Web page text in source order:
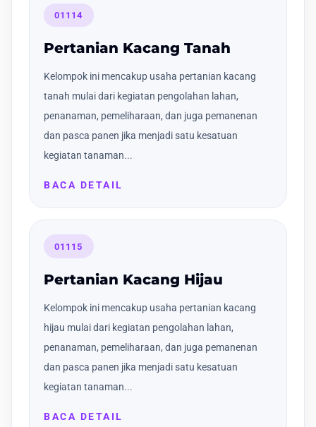
01114
Pertanian Kacang Tanah
Kelompok ini mencakup usaha pertanian kacang
tanah mulai dari kegiatan pengolahan lahan,
penanaman, pemeliharaan, dan juga pemanenan
dan pasca panen jika menjadi satu kesatuan
kegiatan tanaman...
BACA DETAIL
01115
Pertanian Kacang Hijau
Kelompok ini mencakup usaha pertanian kacang
hijau mulai dari kegiatan pengolahan lahan,
penanaman, pemeliharaan, dan juga pemanenan
dan pasca panen jika menjadi satu kesatuan
kegiatan tanaman...
BACA DETAIL